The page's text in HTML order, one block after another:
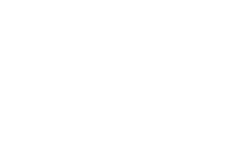
Berufsregister vor.